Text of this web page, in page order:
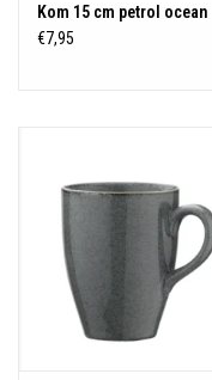
Kom 15 cm petrol ocean
€7,95